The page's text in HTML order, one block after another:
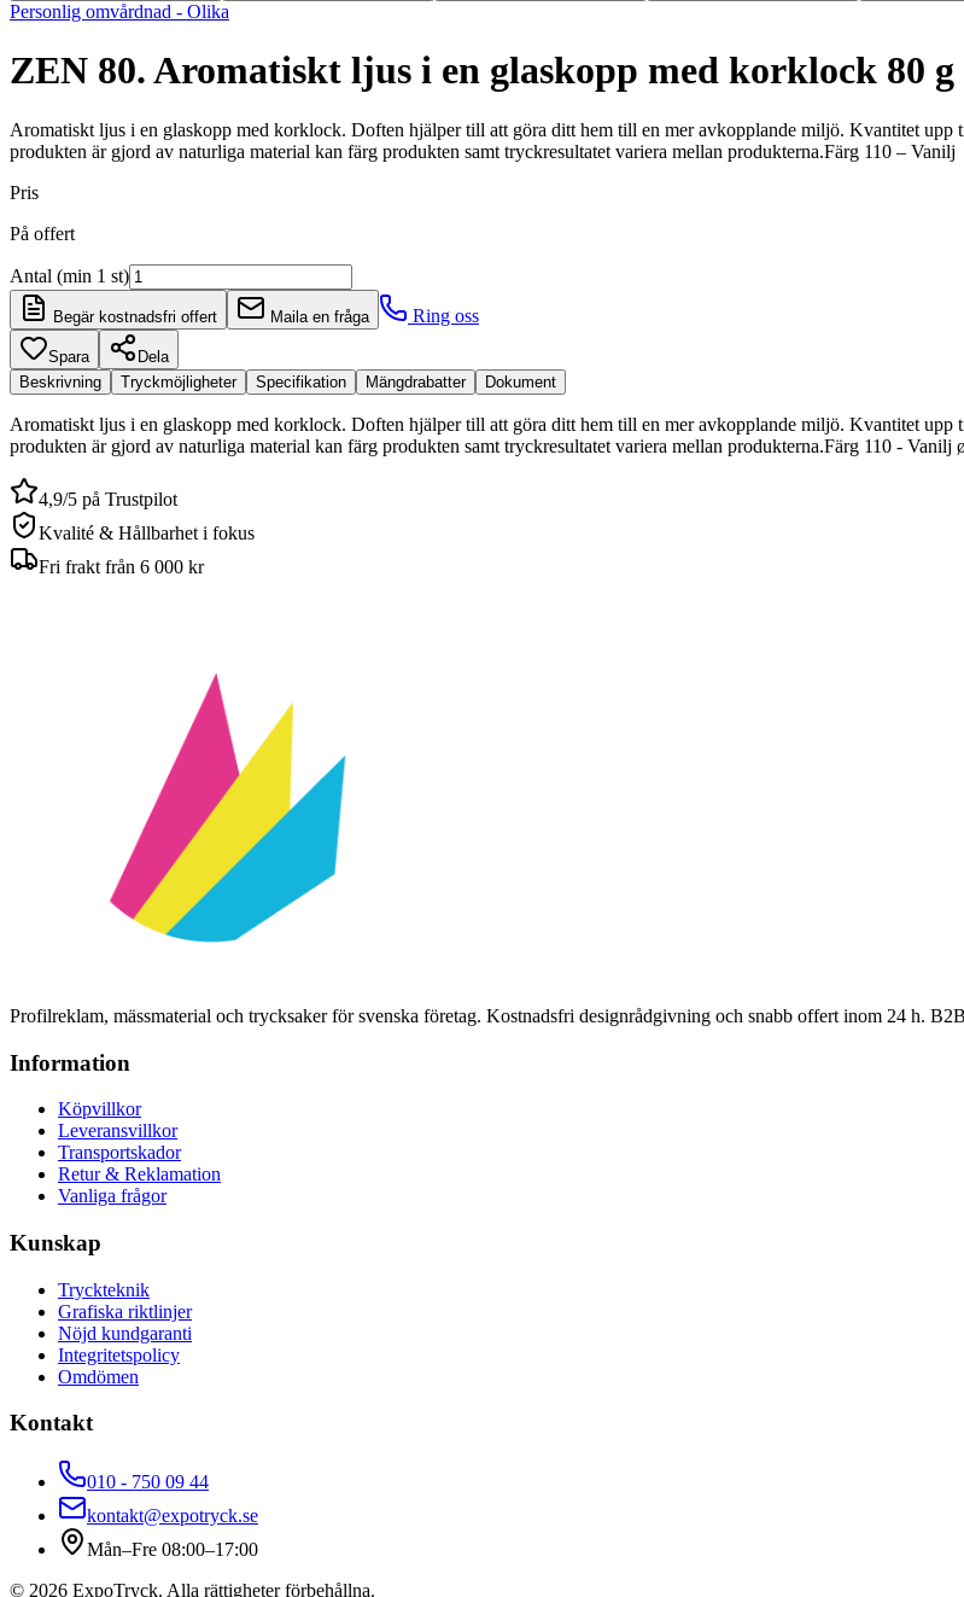
Personlig omvårdnad - Olika
ZEN 80. Aromatiskt ljus i en glaskopp med korklock 80 g
Aromatiskt ljus i en glaskopp med korklock. Doften hjälper till att göra ditt hem till en mer avkopplande miljö. Kvantitet
produkten är gjord av naturliga material kan färg produkten samt tryckresultatet variera mellan produkterna.Färg 110 – Vanilj
Pris
På offert
Antal (min 1 st)
Begär kostnadsfri offert Maila en fråga Ring oss
Spara
Dela
Beskrivning
Tryckmöjligheter Specifikation Mängdrabatter Dokument
Aromatiskt ljus i en glaskopp med korklock. Doften hjälper till att göra ditt hem till en mer avkopplande miljö. Kvantitet
produkten är gjord av naturliga material kan färg produkten samt tryckresultatet variera mellan produkterna.Färg 110 -
4,9/5 på Trustpilot
Kvalité & Hållbarhet i fokus
Fri frakt från 6 000 kr
Profilreklam, mässmaterial och trycksaker för svenska företag. Kostnadsfri designrådgivning och snabb offert inom 24 h.
Information
Köpvillkor
Leveransvillkor
Transportskador
Retur & Reklamation
Vanliga frågor
Kunskap
Tryckteknik
Grafiska riktlinjer
Nöjd kundgaranti
Integritetspolicy
Omdömen
Kontakt
010 - 750 09 44
kontakt@expotryck.se
Mån–Fre 08:00–17:00
© 2026 ExpoTryck. Alla rättigheter förbehållna.